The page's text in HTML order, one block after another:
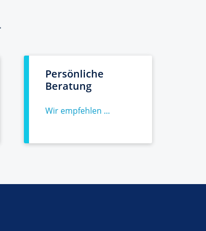
Persönliche
Beratung
Wir empfehlen ...